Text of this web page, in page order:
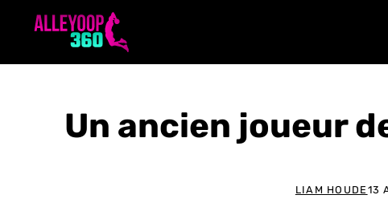
Un ancien joueur
LIAM HOUDE 13